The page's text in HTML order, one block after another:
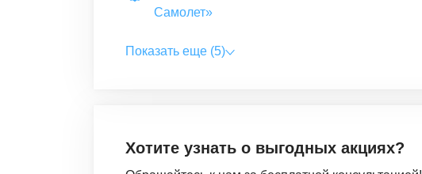
Самолет»
Показать еще (5)
Хотите узнать о выгодных акциях?